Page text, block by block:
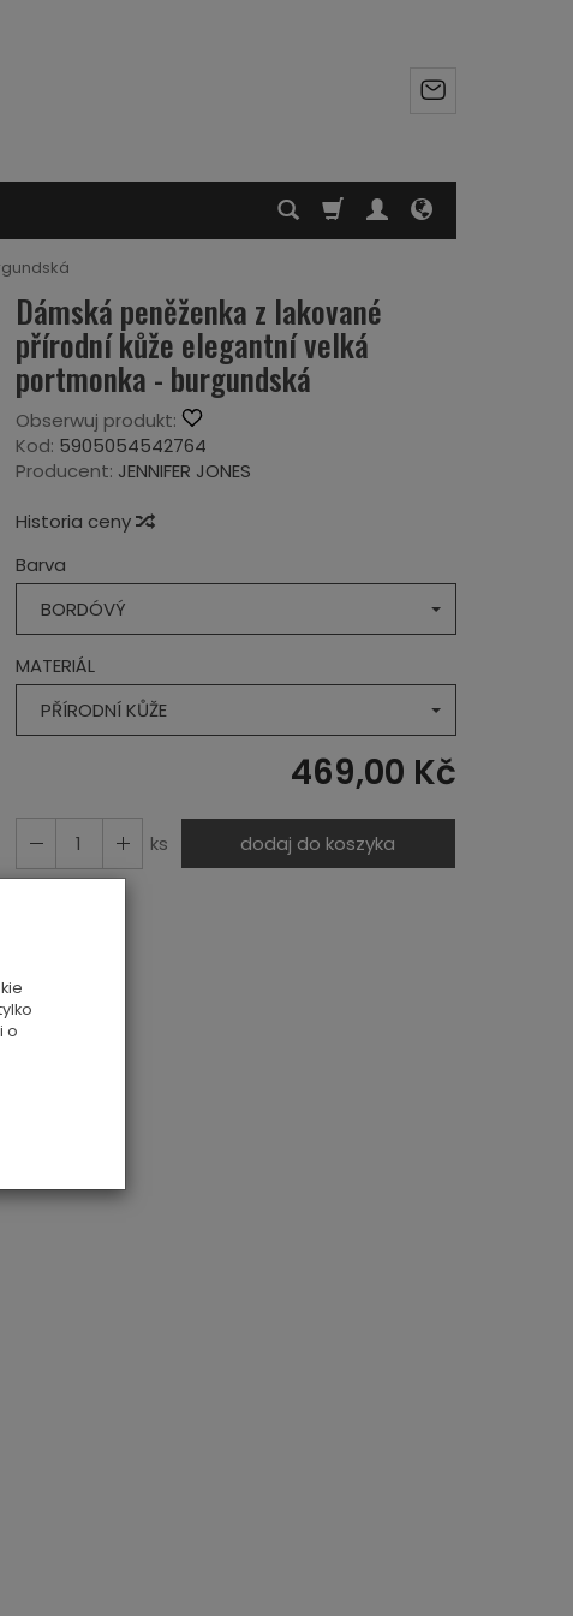
Dámská peněženka z lakované
přírodní kůže elegantní velká
portmonka - burgundská
Obserwuj produkt:
Kod: 5905054542764
Producent: JENNIFER JONES
Historia ceny
Barva
BORDÓVÝ
MATERIÁL
PŘÍRODNÍ KŮŽE
469,00 Kč
ks dodaj do koszyka
o